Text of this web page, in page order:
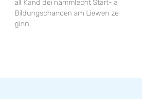
all Kand déi nämmlecht Start- a
Bildungschancen am Liewen ze
ginn.